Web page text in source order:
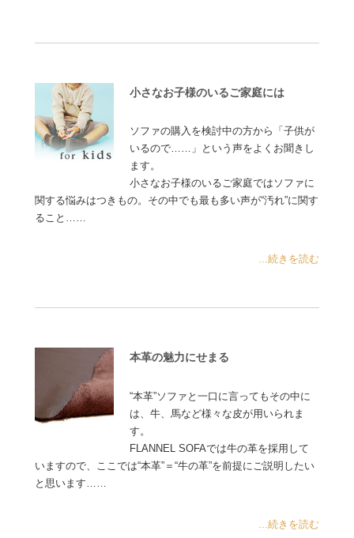
小さなお子様のいるご家庭には
ソファの購入を検討中の方から「子供が
いるので……」という声をよくお聞きし
ます。
小さなお子様のいるご家庭ではソファに
関する悩みはつきもの。その中でも最も多い声が“汚れ”に関す
ること……
...続きを読む
本革の魅力にせまる
“本革”ソファと一口に言ってもその中に
は、牛、馬など様々な皮が用いられま
す。
FLANNEL SOFAでは牛の革を採用して
いますので、ここでは“本革”＝“牛の革”を前提にご説明したい
と思います……
...続きを読む